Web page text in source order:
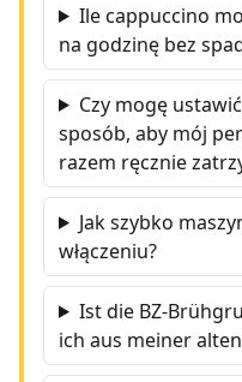
Ile cappuccino
na godzinę bez
Czy mogę
sposób, aby mój
razem ręcznie
Jak szybko
włączeniu?
Ist die BZ-
ich aus meiner